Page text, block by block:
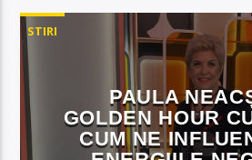
STIRI
PAULA
GOLDEN HOUR
CUM NE